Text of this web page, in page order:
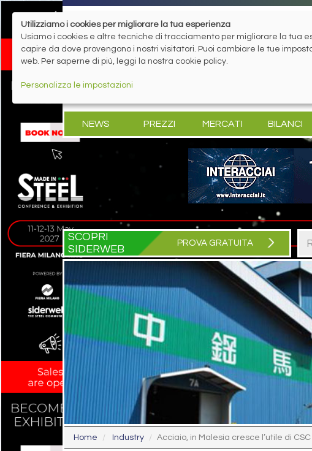
NEWS PREZZI MERCATI BILANCI
SCOPRI
SIDERWEB
PROVA GRATUITA
Home Industry Acciaio, in Malesia cresce l’utile di CSC
Utilizziamo i cookies per migliorare la tua esperienza
Usiamo i cookies e altre tecniche di tracciamento per migliorare la tua
capire da dove provengono i nostri visitatori. Puoi cambiare le tue
web. Per saperne di più, leggi la nostra cookie policy.
Personalizza le impostazioni